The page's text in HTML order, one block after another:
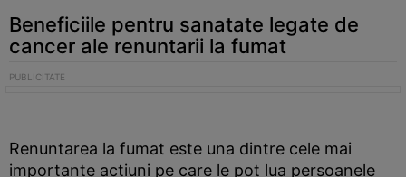
Beneficiile pentru sanatate legate de
cancer ale renuntarii la fumat
Renuntarea la fumat este una dintre cele mai
importante actiuni pe care le pot lua persoanele